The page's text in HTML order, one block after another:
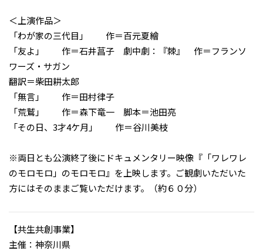
＜上演作品＞
「わが家の三代目」 作＝百元夏繪
「友よ」 作＝石井菖子 劇中劇：『棘』 作＝フランソ
ワーズ・サガン
翻訳＝柴田耕太郎
「無言」 作＝田村律子
「荒鷲」 作＝森下竜一 脚本＝池田亮
「その日、3才4ケ月」 作＝谷川美枝
※両日とも公演終了後にドキュメンタリー映像『「ワレワレ
のモロモロ」のモロモロ』を上映します。ご観劇いただいた
方にはそのままご覧いただけます。（約６０分）
【共生共創事業】
主催：神奈川県